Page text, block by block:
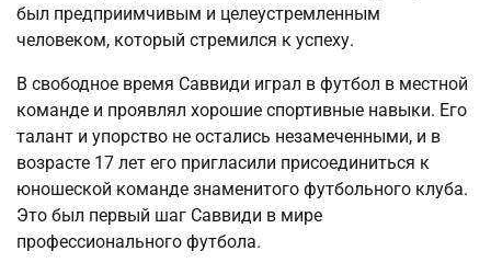
был предприимчивым и целеустремленным
человеком, который стремился к успеху.
В свободное время Саввиди играл в футбол в местной
команде и проявлял хорошие спортивные навыки. Его
талант и упорство не остались незамеченными, и в
возрасте 17 лет его пригласили присоединиться к
юношеской команде знаменитого футбольного клуба.
Это был первый шаг Саввиди в мире
профессионального футбола.